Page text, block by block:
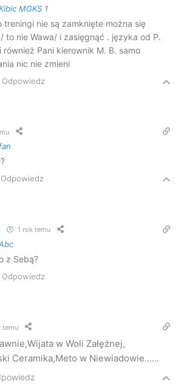
MGKS 1
treningi nie są zamknięte można się
to nie Wawa/ i zasięgnąć . języka od P.
również Pani kierownik M. B. samo
nic nie zmieni
Odpowiedz
Odpowiedz
1 rok temu
z Sebą?
Odpowiedz
temu
w Woli Załężnej,
Ceramika,Meto w Niewiadowie……